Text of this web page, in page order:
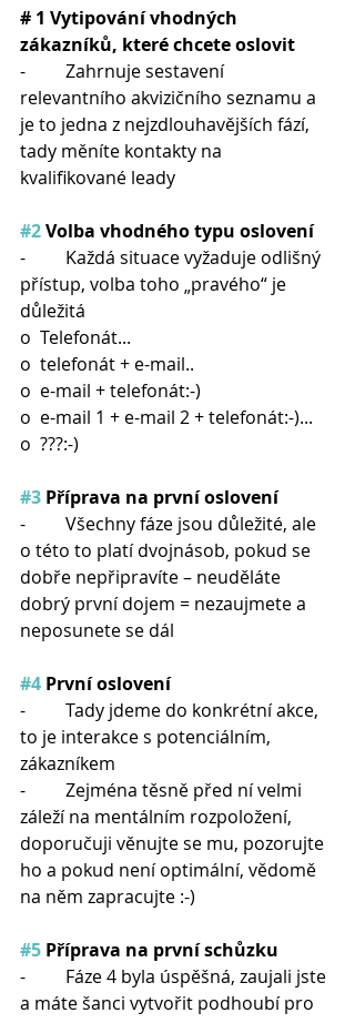
# 1 Vytipování vhodných
zákazníků, které chcete oslovit
-         Zahrnuje sestavení
relevantního akvizičního seznamu a
je to jedna z nejzdlouhavějších fází,
tady měníte kontakty na
kvalifikované leady
#2 Volba vhodného typu oslovení
-         Každá situace vyžaduje odlišný
přístup, volba toho „pravého“ je
důležitá
o  Telefonát...
o  telefonát + e-mail..
o  e-mail + telefonát:-)
o  e-mail 1 + e-mail 2 + telefonát:-)...
o  ???:-)
#3 Příprava na první oslovení
-         Všechny fáze jsou důležité, ale
o této to platí dvojnásob, pokud se
dobře nepřipravíte – neuděláte
dobrý první dojem = nezaujmete a
neposunete se dál
#4 První oslovení
-         Tady jdeme do konkrétní akce,
to je interakce s potenciálním,
zákazníkem
-         Zejména těsně před ní velmi
záleží na mentálním rozpoložení,
doporučuji věnujte se mu, pozorujte
ho a pokud není optimální, vědomě
na něm zapracujte :-)
#5 Příprava na první schůzku
-         Fáze 4 byla úspěšná, zaujali jste
a máte šanci vytvořit podhoubí pro